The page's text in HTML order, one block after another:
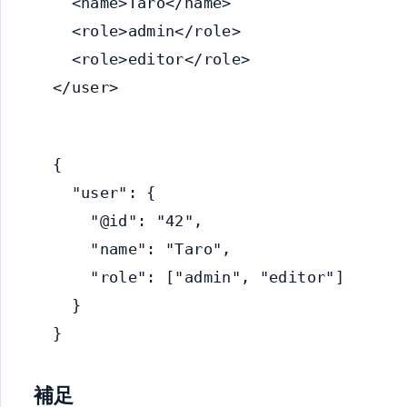
  <role>admin</role>
  <role>editor</role>
</user>
{
  "user": {
    "@id": "42",
    "name": "Taro",
    "role": ["admin", "editor"]
  }
}
補足